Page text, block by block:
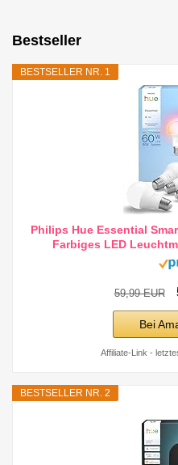
Bestseller
BESTSELLER NR. 1
Philips Hue Essential
Farbiges LED
59,99 EUR
Bei
Affiliate-Link -
BESTSELLER NR. 2